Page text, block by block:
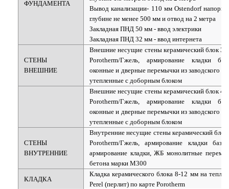
ФУНДАМЕНТА
Вывод канализации- 110 мм Ostendorf
глубине не менее 500 мм и отвод на 2 метра
Закладная ПНД 50 мм - ввод электрики
Закладная ПНД 32 мм - ввод интернета
СТЕНЫ
ВНЕШНИЕ
Внешние несущие стены керамический блок
Porotherm/Гжель, армирование кладки
оконные и дверные перемычки из заводского
утепленные с доборным блоком
Внешние несущие стены керамический блок
Porotherm/Гжель, армирование кладки
оконные и дверные перемычки из заводского
утепленные с доборным блоком
СТЕНЫ
ВНУТРЕННИЕ
Внутренние несущие стены керамический
Porotherm/Гжель, армирование кладки
армирование кладки, ЖБ монолитные
бетона марки М300
КЛАДКА
Кладка керамического блока 8-12 мм на
Perel (перлит) по карте Porotherm